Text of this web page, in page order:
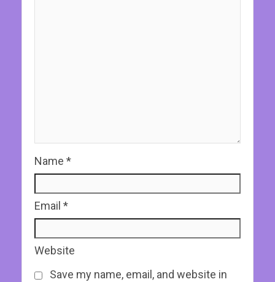
Name *
Email *
Website
Save my name, email, and website in